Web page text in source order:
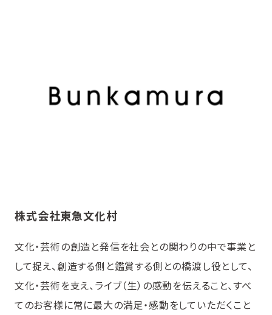
株式会社東急文化村
文化・芸術の創造と発信を社会との関わりの中で事業と
して捉え、創造する側と鑑賞する側との橋渡し役として、
文化・芸術を支え、ライブ（生）の感動を伝えること、すべ
てのお客様に常に最大の満足・感動をしていただくこと